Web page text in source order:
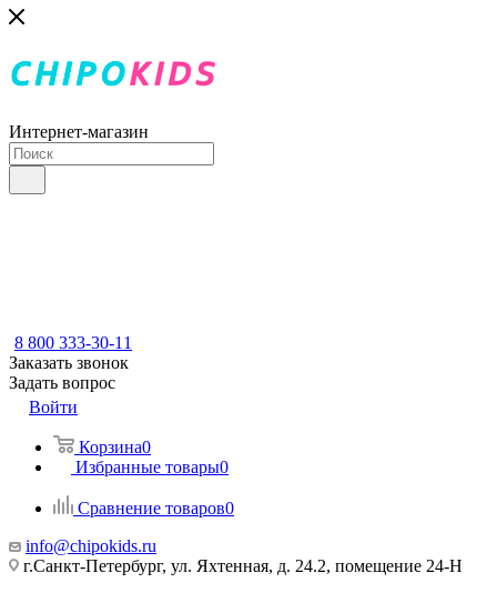
Интернет-магазин
8 800 333-30-11
Заказать звонок
Задать вопрос
Войти
Корзина0
Избранные товары0
Сравнение товаров0
info@chipokids.ru
г.Санкт-Петербург, ул. Яхтенная, д. 24.2, помещение 24-Н